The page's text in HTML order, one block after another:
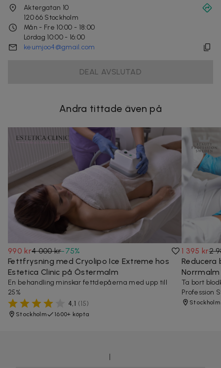
Aktergatan 10
120 66 Stockholm
Mån - Fre 10:00 - 18:00
Lördag 10:00 - 16:00
keumjoo4@gmail.com
DEAL AVSLUTAD
Andra tittade även på
990 kr4 000 kr-75%
Fettfrysning med Cryolipo Ice Extreme hos
Estetica Clinic på Östermalm
En behandling minskar fettdepåerna med upp till
25%
4,1 (15)
Stockholm 1600+ köpta
1 395 kr2
Norrmalm
Ta bort
Profession
Stockholm